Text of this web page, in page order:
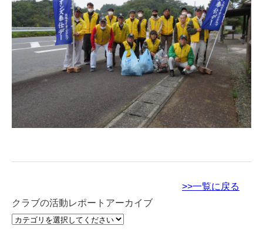
>>一覧に戻る
クラブの活動レポートアーカイブ